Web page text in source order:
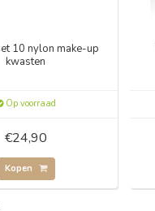
10 nylon make-up
kwasten
Op voorraad
€24,90
Kopen